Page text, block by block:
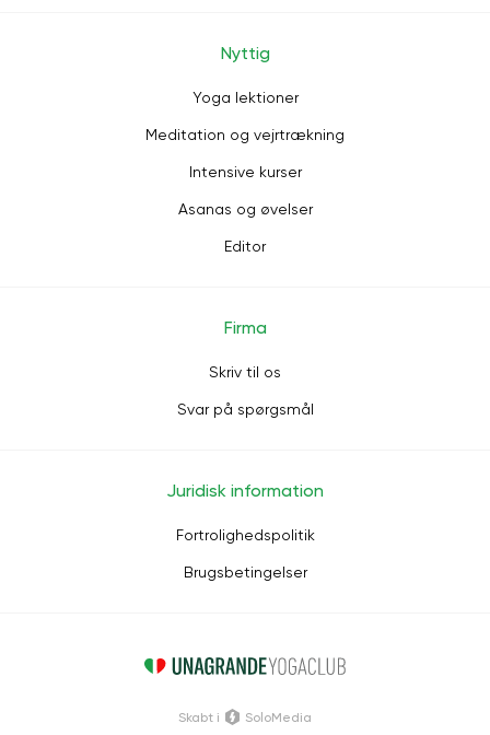
Nyttig
Yoga lektioner
Meditation og vejrtrækning
Intensive kurser
Asanas og øvelser
Editor
Firma
Skriv til os
Svar på spørgsmål
Juridisk information
Fortrolighedspolitik
Brugsbetingelser
Skabt i SoloMedia